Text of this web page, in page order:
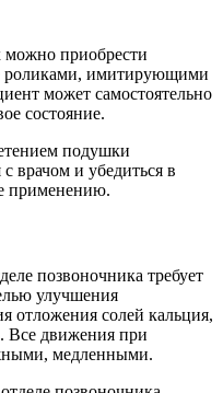
можно приобрести
роликами, имитирующими
может самостоятельно
состояние.
подушки
врачом и убедиться в
применению.
позвоночника требует
улучшения
отложения солей кальция,
Все движения при
медленными.